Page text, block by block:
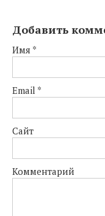
Добавить
Имя *
Email *
Сайт
Комментарий